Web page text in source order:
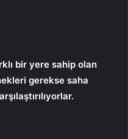
bir yere sahip olan
gerekse saha